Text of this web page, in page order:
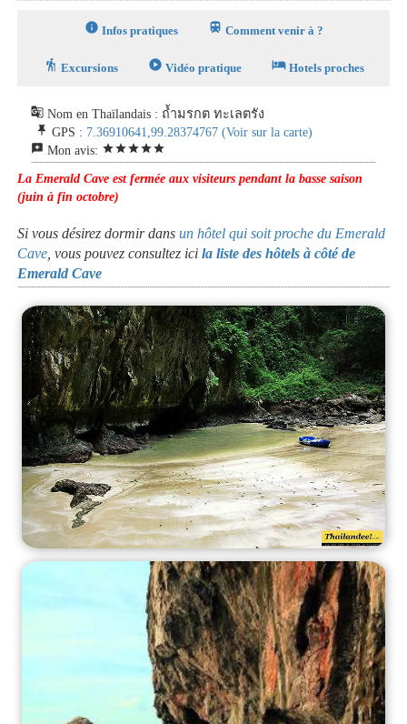
info Infos pratiques train Comment venir à ?
hiking Excursions play_circle Vidéo pratique hotelHotels proches
g_translate Nom en Thaïlandais : ถ้ำมรกต ทะเลตรัง
push_pin GPS : 7.36910641,99.28374767 (Voir sur la carte)
reviews Mon avis: starstarstarstarstar
La Emerald Cave est fermée aux visiteurs pendant la basse saison
(juin à fin octobre)
Si vous désirez dormir dansun hôtel qui soit proche du Emerald
Cave , vous pouvez consultez icila liste des hôtels à côté de
Emerald Cave